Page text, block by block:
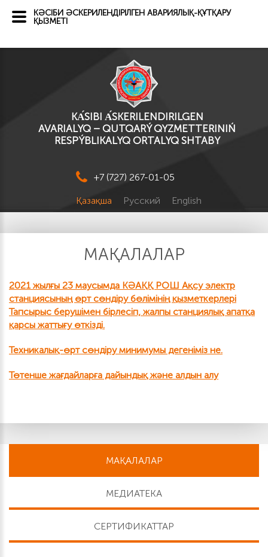
KА́SІBI А́SKERILENDIRILGEN
AVARIALYQ – QUTQARÝ QYZMETTERINIŃ
RESPÝBLIKALYQ ORTALYQ SHTABY
+7 (727) 267-01-05
Қазақша Русский English
МАҚАЛАЛАР
2021 жылғы 23 маусымда КӘАҚҚ РОШ Ақсу электр
станциясының өрт сөндіру бөлімінің қызметкерлері
Тапсырыс берушімен бірлесіп, жалпы станциялық апатқа
қарсы жаттығу өткізді.
Техникалық-өрт сөндіру минимумы дегеніміз не.
Төтенше жағдайларға дайындық және алдын алу
МАҚАЛАЛАР
МЕДИАТЕКА
СЕРТИФИКАТТАР
КӘСІБИ ӘСКЕРИЛЕНДІРІЛГЕН АВАРИЯЛЫҚ-ҚҰТҚАРУ
ҚЫЗМЕТІ